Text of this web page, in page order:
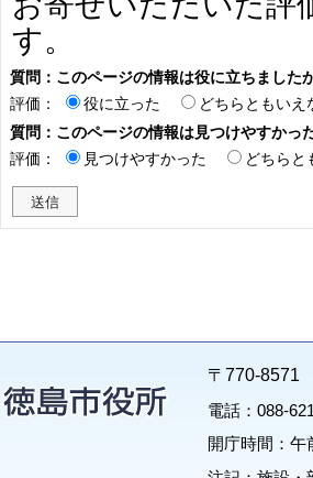
す。
質問：このページの情報は役に立ちました
評価：
役に立った どちらともいえ
質問：このページの情報は見つけやすかっ
評価：
見つけやすかった どちらと
〒770-8571
電話：088-
開庁時間：午